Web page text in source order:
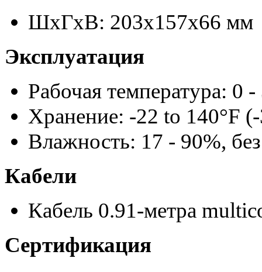
ШxГxВ: 203x157x66 мм
Эксплуатация
Рабочая температура: 0 -
Хранение: -22 to 140°F
Влажность: 17 - 90%,
Кабели
Кабель 0.91-метра
Сертификация